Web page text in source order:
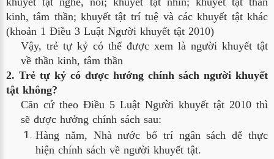
kinh, tâm thần; khuyết tật trí tuệ và các khuyết tật khác
(khoản 1 Điều 3 Luật Người khuyết tật 2010)
Vậy, trẻ tự kỷ có thể được xem là người khuyết tật
về thần kinh, tâm thần
2. Trẻ tự kỷ có được hưởng chính sách người khuyết
tật không?
Căn cứ theo Điều 5 Luật Người khuyết tật 2010 thì
sẽ được hưởng chính sách sau:
Hàng năm, Nhà nước bố trí ngân sách để thực
hiện chính sách về người khuyết tật.